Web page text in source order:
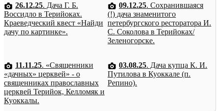
26.12.25. Дача Г. Б.
Воссидло в Терийоках.
Краеведческий квест «Найди
дачу по картинке».
09.12.25. Сохранившаяся
(!) дача знаменитого
петербургского ресторатора И.
С. Соколова в Терийоках/
Зеленогорске.
11.11.25. «Священники
«дачных» церквей» - о
священниках православных
церквей Терийок, Келломяк и
Куоккалы.
03.08.25. Дача купца К. И.
Путилова в Куоккале (п.
Репино).